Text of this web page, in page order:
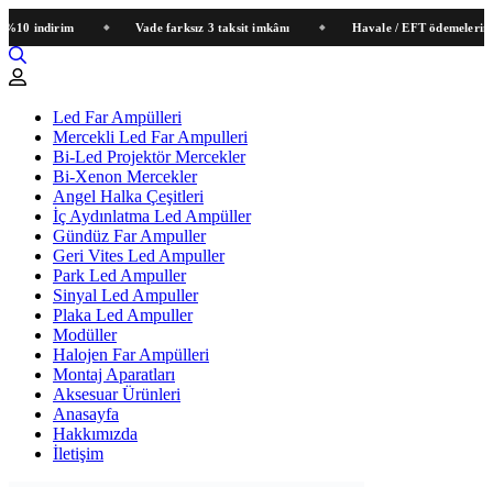
indirim Vade farksız 3 taksit imkânı Havale / EFT ödemelerinde
Led Far Ampülleri
Mercekli Led Far Ampulleri
Bi-Led Projektör Mercekler
Bi-Xenon Mercekler
Angel Halka Çeşitleri
İç Aydınlatma Led Ampüller
Gündüz Far Ampuller
Geri Vites Led Ampuller
Park Led Ampuller
Sinyal Led Ampuller
Plaka Led Ampuller
Modüller
Halojen Far Ampülleri
Montaj Aparatları
Aksesuar Ürünleri
Anasayfa
Hakkımızda
İletişim